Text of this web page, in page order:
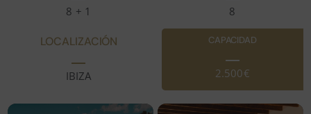
8 + 1 8
LOCALIZACIÓN
IBIZA
CAPACIDAD
2.500€